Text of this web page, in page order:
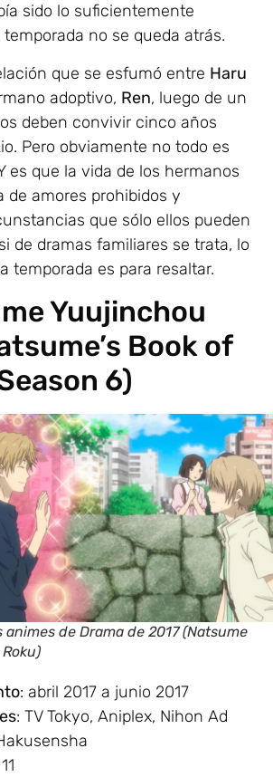
sido lo suficientemente
no se queda atrás.
que se esfumó entre Haru
adoptivo, Ren, luego de un
deben convivir cinco años
Pero obviamente no todo es
es que la vida de los hermanos
de amores prohibidos y
que sólo ellos pueden
de dramas familiares se trata, lo
temporada es para resaltar.
Yuujinchou
Book of
6)
animes de Drama de 2017 (Natsume
: abril 2017 a junio 2017
: TV Tokyo, Aniplex, Nihon Ad